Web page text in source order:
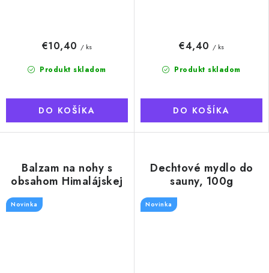
Produkt skladom
€10,40 / ks
DO KOŠÍKA
Produkt skladom
€4,40 / ks
DO KOŠÍKA
Balzam na nohy s
obsahom Himalájskej
soli, 100 ml
Novinka
Dechtové mydlo do
sauny, 100g
Novinka